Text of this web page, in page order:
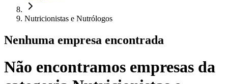
Nutricionistas e Nutrólogos
Nenhuma empresa encontrada
Não encontramos empresas da